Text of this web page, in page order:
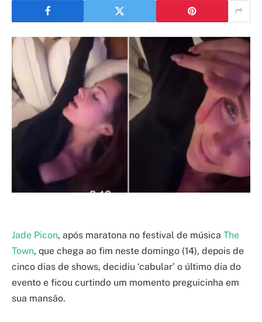
Jade Picon, após maratona no festival de música The
Town, que chega ao fim neste domingo (14), depois de
cinco dias de shows, decidiu ‘cabular’ o último dia do
evento e ficou curtindo um momento preguicinha em
sua mansão.